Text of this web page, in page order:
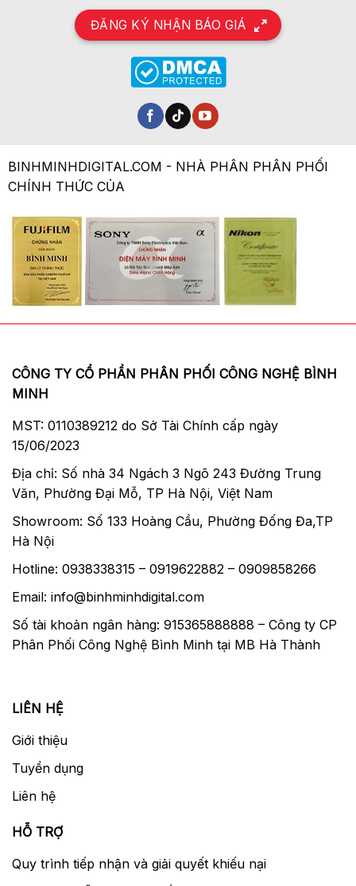
ĐĂNG KÝ NHẬN BÁO GIÁ
BINHMINHDIGITAL.COM - NHÀ PHÂN PHÂN PHỐI
CHÍNH THỨC CỦA
CÔNG TY CỔ PHẦN PHÂN PHỐI CÔNG NGHỆ BÌNH
MINH
MST: 0110389212 do Sở Tài Chính cấp ngày
15/06/2023
Địa chỉ: Số nhà 34 Ngách 3 Ngõ 243 Đường Trung
Văn, Phường Đại Mỗ, TP Hà Nội, Việt Nam
Showroom: Số 133 Hoàng Cầu, Phường Đống Đa,TP
Hà Nội
Hotline: 0938338315 – 0919622882 – 0909858266
Email: info@binhminhdigital.com
Số tài khoản ngân hàng: 915365888888 – Công ty CP
Phân Phối Công Nghệ Bình Minh tại MB Hà Thành
LIÊN HỆ
Giới thiệu
Tuyển dụng
Liên hệ
HỖ TRỢ
Quy trình tiếp nhận và giải quyết khiếu nại